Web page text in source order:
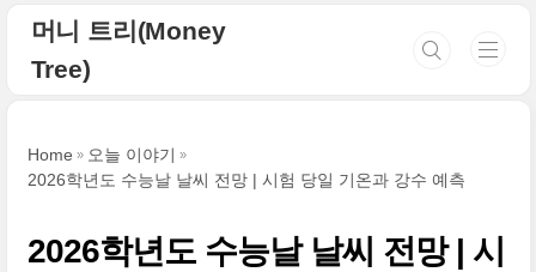
머니 트리(Money
Tree)
Home
오늘 이야기
2026학년도 수능날 날씨 전망 | 시험 당일 기온과 강수 예측
2026학년도 수능날 날씨 전망 | 시